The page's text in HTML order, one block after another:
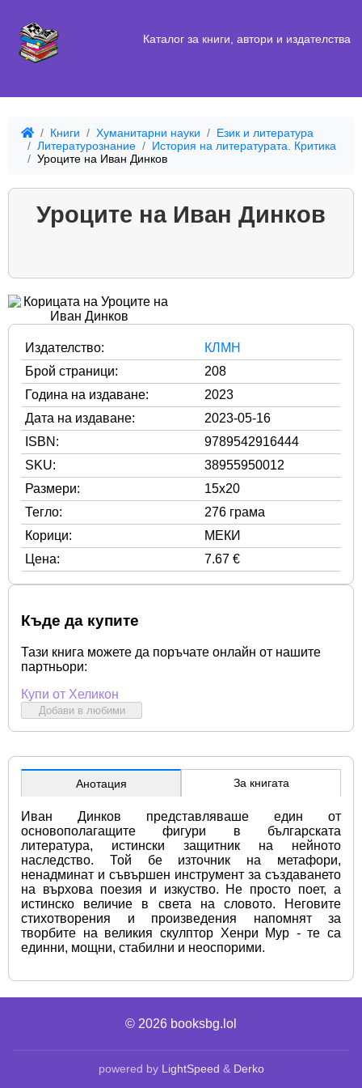
Каталог за книги, автори и издателства
Книги Хуманитарни науки
Език и литература
Литературознание
История на литературата. Критика
Уроците на Иван Динков
Уроците на Иван Динков
Издателство:
КЛМН
Брой страници:
208
Година на издаване:
2023
Дата на издаване:
2023-05-16
ISBN:
9789542916444
SKU:
38955950012
Размери:
15x20
Тегло:
276 грама
Корици:
МЕКИ
Цена:
7.67 €
Къде да купите
Тази книга можете да поръчате онлайн от нашите
партньори:
Купи от Хеликон
Добави в любими
Анотация За книгата
Иван Динков представляваше един от
основополагащите фигури в българската
литература, истински защитник на нейното
наследство. Той бе източник на метафори,
ненадминат и съвършен инструмент за създаването
на върхова поезия и изкуство. Не просто поет, а
истинско величие в света на словото. Неговите
стихотворения и произведения напомнят за
творбите на великия скулптор Хенри Мур - те са
единни, мощни, стабилни и неоспорими.
© 2026 booksbg.lol
powered by LightSpeed & Derko